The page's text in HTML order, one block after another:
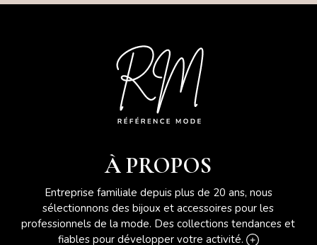
À PROPOS
Entreprise familiale depuis plus de 20 ans, nous
sélectionnons des bijoux et accessoires pour les
professionnels de la mode. Des collections tendances et
fiables pour développer votre activité.